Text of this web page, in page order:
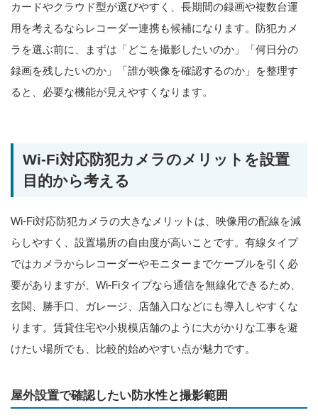
カードやクラウド型が選びやすく、長期間の録画や複数台運
用を考えるならレコーダー連携も候補になります。防犯カメ
ラを選ぶ前に、まずは「どこを撮影したいのか」「何日分の
録画を残したいのか」「誰が映像を確認するのか」を整理す
ると、必要な機能が見えやすくなります。
Wi-Fi対応防犯カメラのメリットを設置
目的から考える
Wi-Fi対応防犯カメラの大きなメリットは、映像用の配線を減
らしやすく、設置場所の自由度が高いことです。有線タイプ
ではカメラからレコーダーやモニターまでケーブルを引く必
要がありますが、Wi-Fiタイプなら通信を無線化できるため、
玄関、勝手口、ガレージ、店舗入口などにも導入しやすくな
ります。賃貸住宅や小規模店舗のように大がかりな工事を避
けたい場所でも、比較的始めやすい点が魅力です。
屋外設置で確認したい防水性と撮影範囲